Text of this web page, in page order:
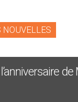
NOUVELLES